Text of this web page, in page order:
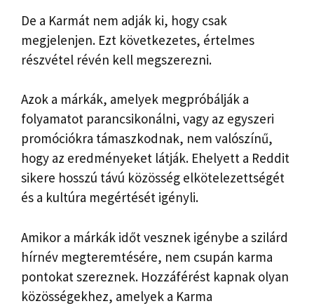
De a Karmát nem adják ki, hogy csak
megjelenjen. Ezt következetes, értelmes
részvétel révén kell megszerezni.
Azok a márkák, amelyek megpróbálják a
folyamatot parancsikonálni, vagy az egyszeri
promóciókra támaszkodnak, nem valószínű,
hogy az eredményeket látják. Ehelyett a Reddit
sikere hosszú távú közösség elkötelezettségét
és a kultúra megértését igényli.
Amikor a márkák időt vesznek igénybe a szilárd
hírnév megteremtésére, nem csupán karma
pontokat szereznek. Hozzáférést kapnak olyan
közösségekhez, amelyek a Karma